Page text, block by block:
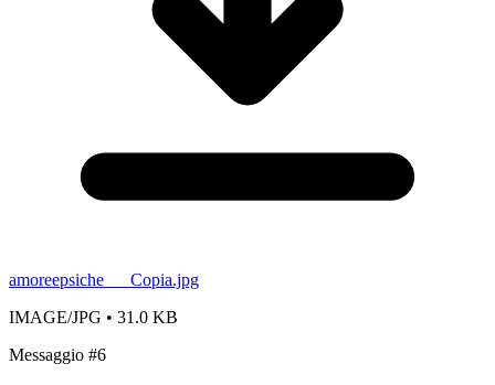
amoreepsiche___Copia.jpg
IMAGE/JPG • 31.0 KB
Messaggio #6